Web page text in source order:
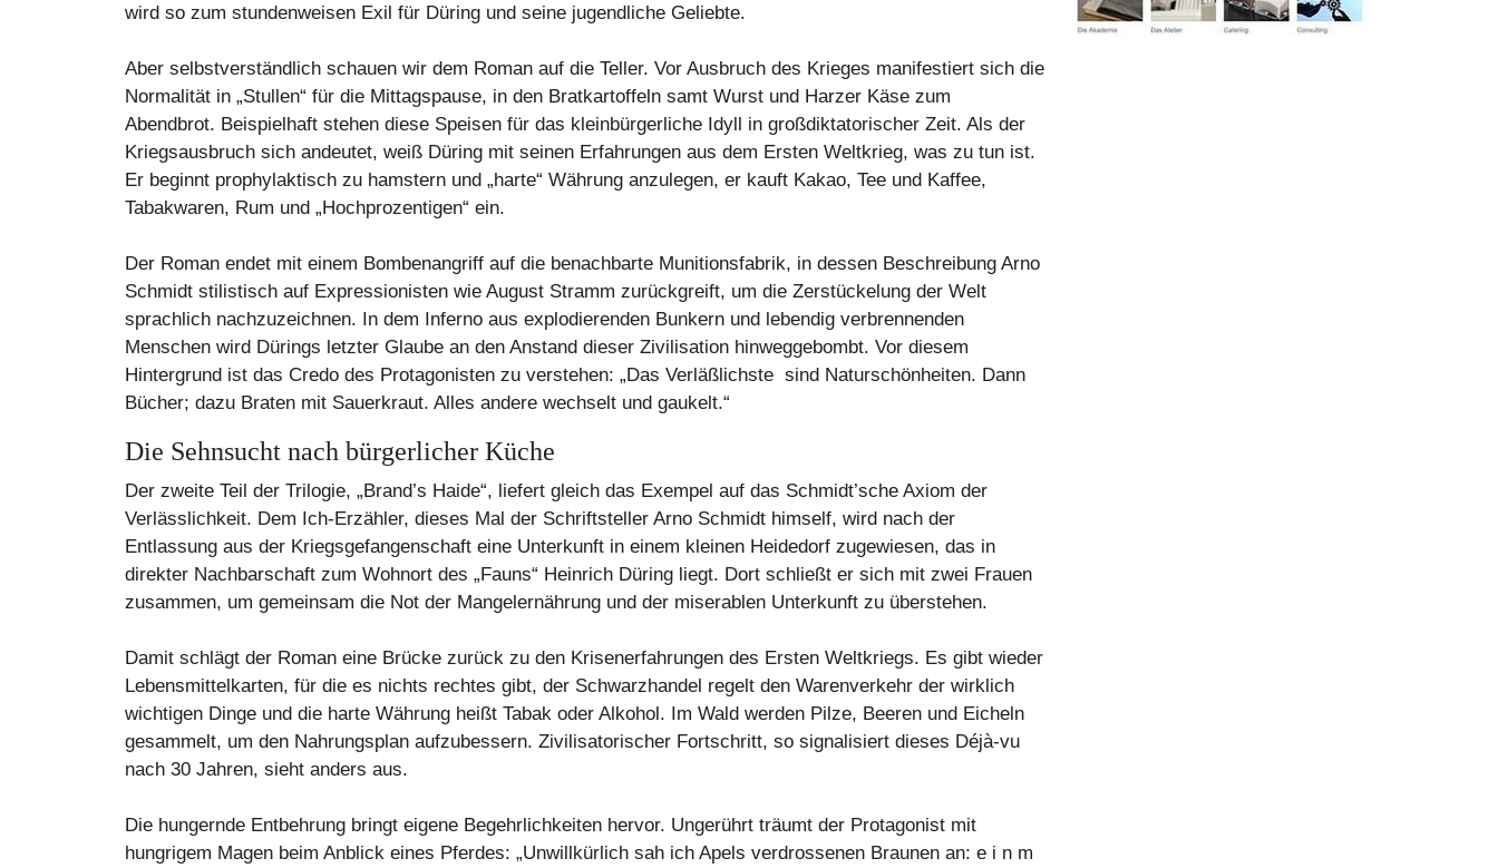
wird so zum stundenweisen Exil für Düring und seine jugendliche Geliebte.
Aber selbstverständlich schauen wir dem Roman auf die Teller. Vor Ausbruch des Krieges manifestiert sich die
Normalität in „Stullen“ für die Mittagspause, in den Bratkartoffeln samt Wurst und Harzer Käse zum
Abendbrot. Beispielhaft stehen diese Speisen für das kleinbürgerliche Idyll in großdiktatorischer Zeit. Als der
Kriegsausbruch sich andeutet, weiß Düring mit seinen Erfahrungen aus dem Ersten Weltkrieg, was zu tun ist.
Er beginnt prophylaktisch zu hamstern und „harte“ Währung anzulegen, er kauft Kakao, Tee und Kaffee,
Tabakwaren, Rum und „Hochprozentigen“ ein.
Der Roman endet mit einem Bombenangriff auf die benachbarte Munitionsfabrik, in dessen Beschreibung Arno
Schmidt stilistisch auf Expressionisten wie August Stramm zurückgreift, um die Zerstückelung der Welt
sprachlich nachzuzeichnen. In dem Inferno aus explodierenden Bunkern und lebendig verbrennenden
Menschen wird Dürings letzter Glaube an den Anstand dieser Zivilisation hinweggebombt. Vor diesem
Hintergrund ist das Credo des Protagonisten zu verstehen: „Das Verläßlichste sind Naturschönheiten. Dann
Bücher; dazu Braten mit Sauerkraut. Alles andere wechselt und gaukelt.“
Die Sehnsucht nach bürgerlicher Küche
Der zweite Teil der Trilogie, „Brand’s Haide“, liefert gleich das Exempel auf das Schmidt’sche Axiom der
Verlässlichkeit. Dem Ich-Erzähler, dieses Mal der Schriftsteller Arno Schmidt himself, wird nach der
Entlassung aus der Kriegsgefangenschaft eine Unterkunft in einem kleinen Heidedorf zugewiesen, das in
direkter Nachbarschaft zum Wohnort des „Fauns“ Heinrich Düring liegt. Dort schließt er sich mit zwei Frauen
zusammen, um gemeinsam die Not der Mangelernährung und der miserablen Unterkunft zu überstehen.
Damit schlägt der Roman eine Brücke zurück zu den Krisenerfahrungen des Ersten Weltkriegs. Es gibt wieder
Lebensmittelkarten, für die es nichts rechtes gibt, der Schwarzhandel regelt den Warenverkehr der wirklich
wichtigen Dinge und die harte Währung heißt Tabak oder Alkohol. Im Wald werden Pilze, Beeren und Eicheln
gesammelt, um den Nahrungsplan aufzubessern. Zivilisatorischer Fortschritt, so signalisiert dieses Déjà-vu
nach 30 Jahren, sieht anders aus.
Die hungernde Entbehrung bringt eigene Begehrlichkeiten hervor. Ungerührt träumt der Protagonist mit
hungrigem Magen beim Anblick eines Pferdes: „Unwillkürlich sah ich Apels verdrossenen Braunen an: e i n m